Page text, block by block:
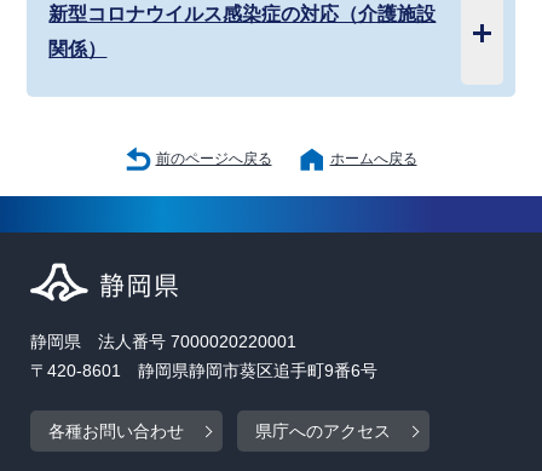
新型コロナウイルス感染症の対応（介護施設
関係）
前のページへ戻る ホームへ戻る
静岡県 法人番号 7000020220001
〒420-8601 静岡県静岡市葵区追手町9番6号
各種お問い合わせ 県庁へのアクセス